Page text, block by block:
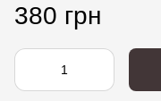
380 грн